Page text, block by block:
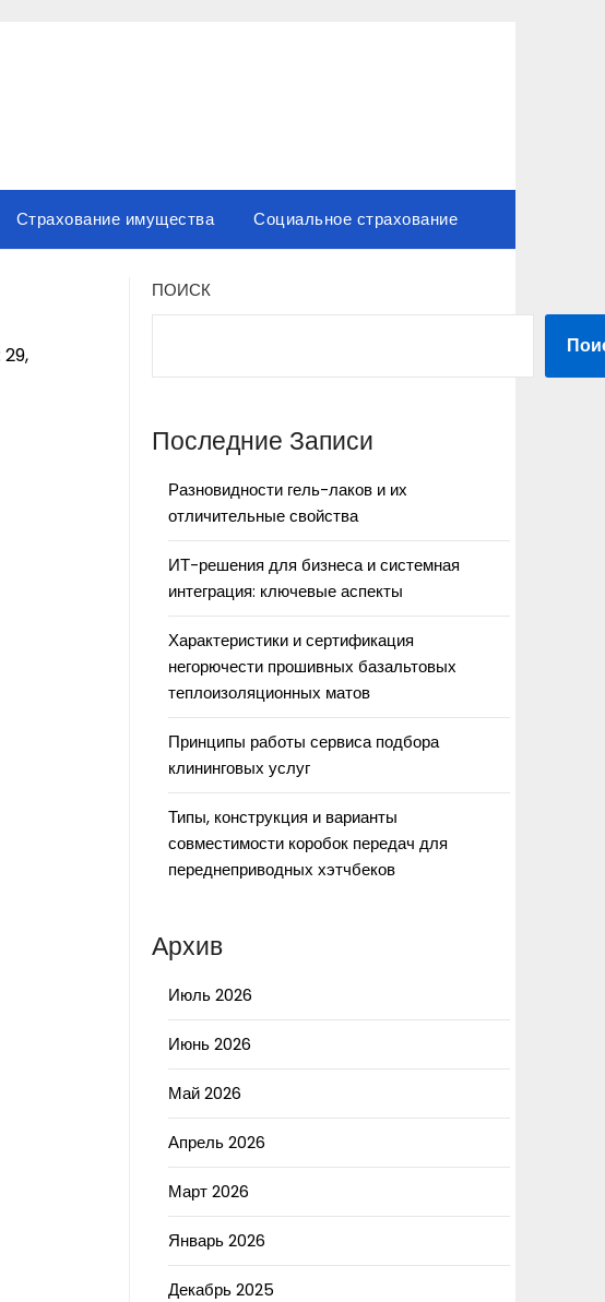
Страхование имущества Социальное страхование
29,
ПОИСК
Последние Записи
Разновидности гель-лаков и их
отличительные свойства
ИТ-решения для бизнеса и системная
интеграция: ключевые аспекты
Характеристики и сертификация
негорючести прошивных базальтовых
теплоизоляционных матов
Принципы работы сервиса подбора
клининговых услуг
Типы, конструкция и варианты
совместимости коробок передач для
переднеприводных хэтчбеков
Архив
Июль 2026
Июнь 2026
Май 2026
Апрель 2026
Март 2026
Январь 2026
Декабрь 2025